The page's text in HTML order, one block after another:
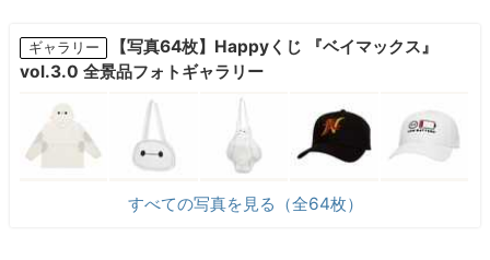
ギャラリー
【写真64枚】Happyくじ 『ベイマックス』
vol.3.0 全景品フォトギャラリー
すべての写真を見る（全64枚）